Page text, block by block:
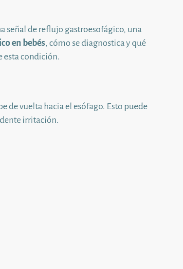
señal de reflujo gastroesofágico, una
en bebés, cómo se diagnostica y qué
esta condición.
de vuelta hacia el esófago. Esto puede
irritación.